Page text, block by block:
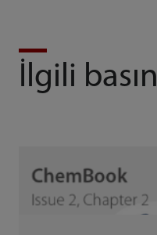
İlgili basın